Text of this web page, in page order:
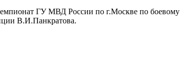
ГУ МВД России по г.Москве по боевому
В.И.Панкратова.